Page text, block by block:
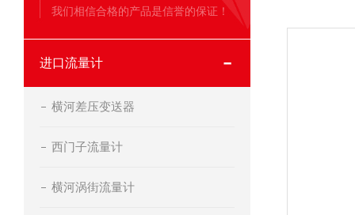
我们相信合格的产品是信誉的保证！
进口流量计
横河差压变送器
西门子流量计
横河涡街流量计